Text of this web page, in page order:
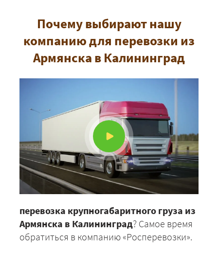
Почему выбирают нашу
компанию для перевозки из
Армянска в Калининград
перевозка крупногабаритного груза из
Армянска в Калининград? Самое время
обратиться в компанию «Росперевозки».